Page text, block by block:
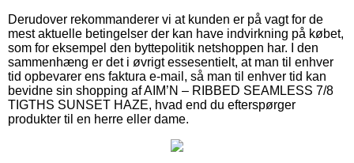
Derudover rekommanderer vi at kunden er på vagt for de
mest aktuelle betingelser der kan have indvirkning på købet,
som for eksempel den byttepolitik netshoppen har. I den
sammenhæng er det i øvrigt essesentielt, at man til enhver
tid opbevarer ens faktura e-mail, så man til enhver tid kan
bevidne sin shopping af AIM’N – RIBBED SEAMLESS 7/8
TIGTHS SUNSET HAZE, hvad end du efterspørger
produkter til en herre eller dame.